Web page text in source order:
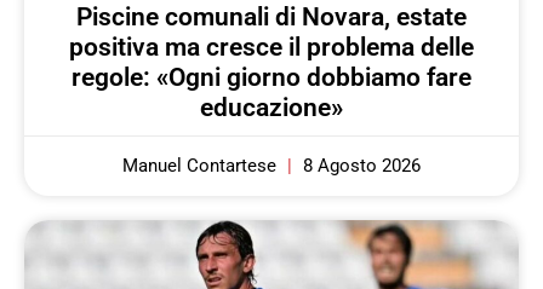
Piscine comunali di Novara, estate
positiva ma cresce il problema delle
regole: «Ogni giorno dobbiamo fare
educazione»
Manuel Contartese 8 Agosto 2026